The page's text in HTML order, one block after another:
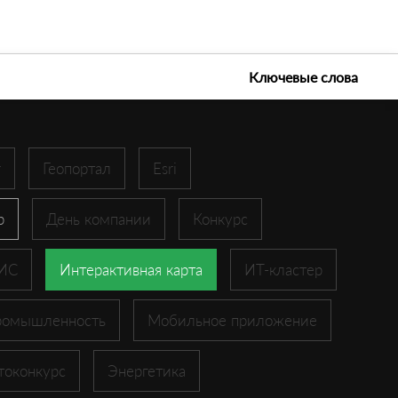
Ключевые слова
Геопортал Esri
День компании Конкурс
Интерактивная карта ИТ-кластер
Мобильное приложение
Энергетика